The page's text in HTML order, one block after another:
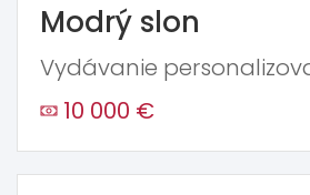
Modrý slon
Vydávanie
10 000 €